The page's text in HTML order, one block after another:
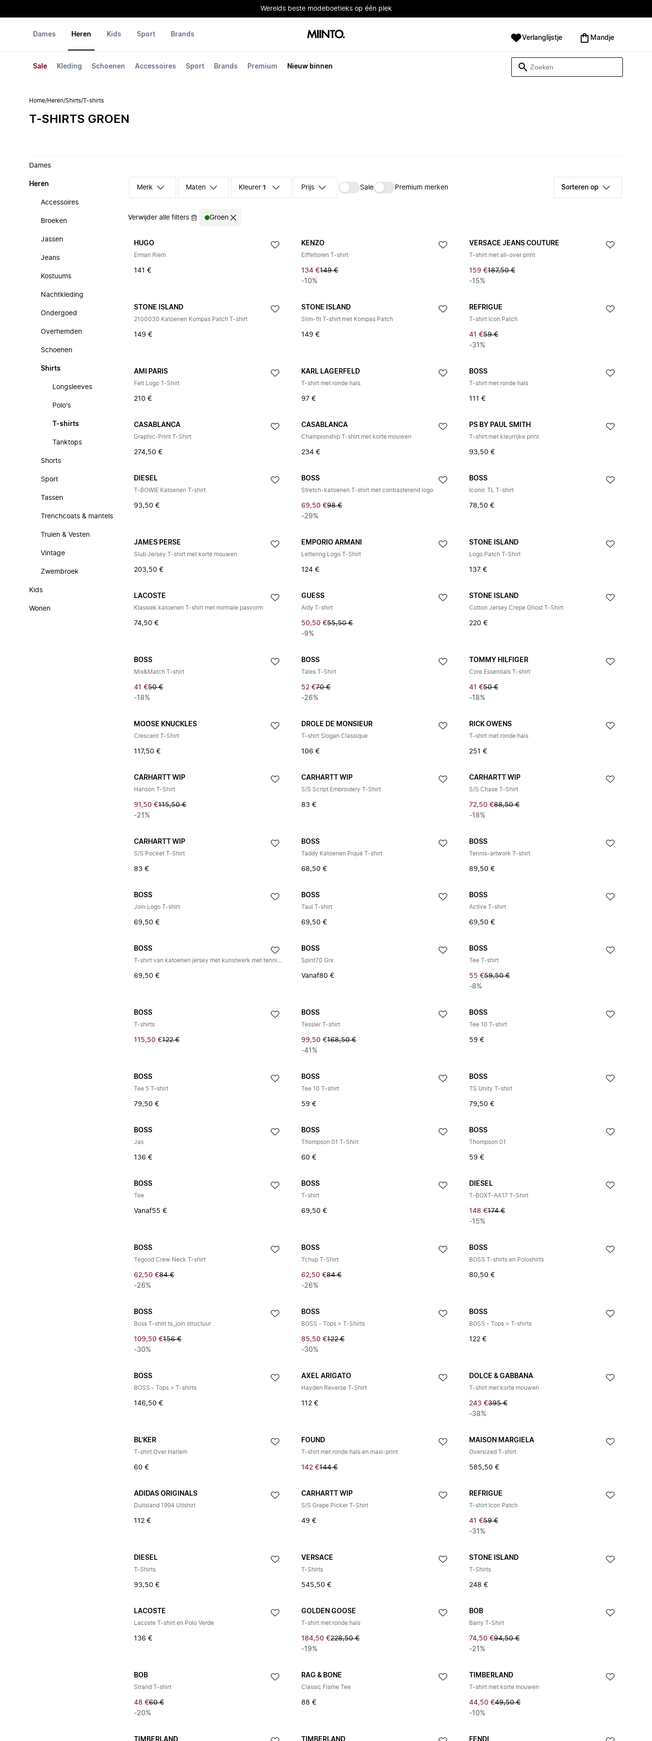
Werelds beste modeboetieks op één plek
Dames Heren
Sale Kleding Schoenen Accessoires Sport Brands Premium Nieuw binnen
Kids Sport Brands Verlanglijstje Mandje
Home/Heren/Shirts/T-shirts
T-SHIRTS GROEN
Dames
Heren
Accessoires
Broeken
Jassen
Jeans
Kostuums
Nachtkleding
Ondergoed
Overhemden
Schoenen
Shirts
Longsleeves
Polo's
T-shirts
Tanktops
Shorts
Sport
Tassen
Trenchcoats & mantels
Truien & Vesten
Vintage
Zwembroek
Kids
Wonen
Merk Maten Kleuren 1 Prijs Sale Premium merken Sorteren op
Verwijder alle filters Groen
HUGO
Erman Riem
141 €
KENZO
Eiffeltoren T-shirt
134 €149 €
-10%
VERSACE JEANS COUTURE
T-shirt met all-over print
159 €187,50 €
-15%
STONE ISLAND
2100030 Katoenen Kompas Patch T-shirt
149 €
STONE ISLAND
Slim-fit T-shirt met Kompas Patch
149 €
REFRIGUE
T-shirt Icon Patch
41 €59 €
-31%
AMI PARIS
Felt Logo T-Shirt
210 €
KARL LAGERFELD
T-shirt met ronde hals
97 €
BOSS
T-shirt met ronde hals
111 €
CASABLANCA
Graphic-Print T-Shirt
274,50 €
CASABLANCA
Championship T-shirt met korte mouwen
234 €
PS BY PAUL SMITH
T-shirt met kleurrijke print
93,50 €
DIESEL
T-BOWIE Katoenen T-shirt
93,50 €
BOSS
Stretch-katoenen T-shirt met contrasterend logo
69,50 €98 €
-29%
BOSS
Iconic TL T-shirt
78,50 €
JAMES PERSE
Slub Jersey T-shirt met korte mouwen
203,50 €
EMPORIO ARMANI
Lettering Logo T-Shirt
124 €
STONE ISLAND
Logo Patch T-Shirt
137 €
LACOSTE
Klassiek katoenen T-shirt met normale pasvorm
74,50 €
GUESS
Aidy T-shirt
50,50 €55,50 €
-9%
STONE ISLAND
Cotton Jersey Crepe Ghost T-Shirt
220 €
BOSS
Mix&Match T-shirt
41 €50 €
-18%
BOSS
Tales T-Shirt
52 €70 €
-26%
TOMMY HILFIGER
Core Essentials T-shirt
41 €50 €
-18%
MOOSE KNUCKLES
Crescent T-Shirt
117,50 €
DROLE DE MONSIEUR
T-shirt Slogan Classique
106 €
RICK OWENS
T-shirt met ronde hals
251 €
CARHARTT WIP
Hanson T-Shirt
91,50 €115,50 €
-21%
CARHARTT WIP
S/S Script Embroidery T-Shirt
83 €
CARHARTT WIP
S/S Chase T-Shirt
72,50 €88,50 €
-18%
CARHARTT WIP
S/S Pocket T-Shirt
83 €
BOSS
Taddy Katoenen Piqué T-shirt
68,50 €
BOSS
Tennis-artwork T-shirt
89,50 €
BOSS
Join Logo T-shirt
69,50 €
BOSS
Taul T-shirt
69,50 €
BOSS
Active T-shirt
69,50 €
BOSS
T-shirt van katoenen jersey met kunstwerk met tennisthema
69,50 €
BOSS
Spirit70 Grx
Vanaf80 €
BOSS
Tee T-shirt
55 €59,50 €
-8%
BOSS
T-shirts
115,50 €122 €
BOSS
Tessler T-shirt
99,50 €168,50 €
-41%
BOSS
Tee 10 T-shirt
59 €
BOSS
Tee 5 T-shirt
79,50 €
BOSS
Tee 10 T-shirt
59 €
BOSS
TS Unity T-shirt
79,50 €
BOSS
Jas
136 €
BOSS
Thompson 01 T-Shirt
60 €
BOSS
Thompson 01
59 €
BOSS
Tee
Vanaf55 €
BOSS
T-shirt
69,50 €
DIESEL
T-BOXT-AA17 T-Shirt
148 €174 €
-15%
BOSS
Tegood Crew Neck T-shirt
62,50 €84 €
-26%
BOSS
Tchup T-Shirt
62,50 €84 €
-26%
BOSS
BOSS T-shirts en Poloshirts
80,50 €
BOSS
Boss T-shirt ts_join structuur
109,50 €156 €
-30%
BOSS
BOSS - Tops > T-Shirts
85,50 €122 €
-30%
BOSS
BOSS - Tops > T-shirts
122 €
BOSS
BOSS - Tops > T-shirts
146,50 €
AXEL ARIGATO
Hayden Reverse T-Shirt
112 €
DOLCE & GABBANA
T-shirt met korte mouwen
243 €395 €
-38%
BL'KER
T-shirt Over Harlem
60 €
FOUND
T-shirt met ronde hals en maxi-print
142 €144 €
MAISON MARGIELA
Oversized T-shirt
585,50 €
ADIDAS ORIGINALS
Duitsland 1994 Uitshirt
112 €
CARHARTT WIP
S/S Grape Picker T-Shirt
49 €
REFRIGUE
T-shirt Icon Patch
41 €59 €
-31%
DIESEL
T-Shirts
93,50 €
VERSACE
T-Shirts
545,50 €
STONE ISLAND
T-Shirts
248 €
LACOSTE
Lacoste T-shirt en Polo Verde
136 €
GOLDEN GOOSE
T-shirt met ronde hals
184,50 €228,50 €
-19%
BOB
Barry T-Shirt
74,50 €94,50 €
-21%
BOB
Strand T-shirt
48 €60 €
-20%
RAG & BONE
Classic Flame Tee
88 €
TIMBERLAND
T-shirt met korte mouwen
44,50 €49,50 €
-10%
TIMBERLAND TIMBERLAND FENDI